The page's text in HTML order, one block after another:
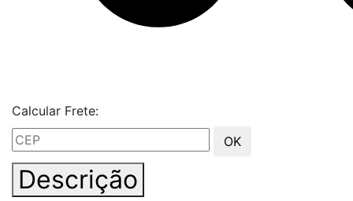
Calcular Frete:
OK
Descrição